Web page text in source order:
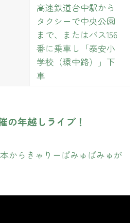
高速鉄道台中駅から
タクシーで中央公園
まで、またはバス156
番に乗車し「泰安小
学校（環中路）」下
車
の年越しライブ！
からきゃりーぱみゅぱみゅが